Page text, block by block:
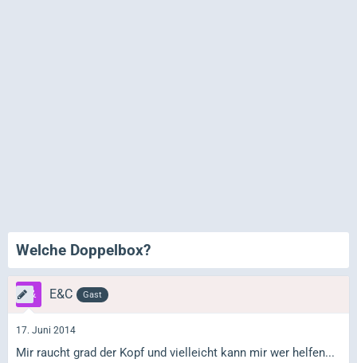
Welche Doppelbox?
E&C Gast
17. Juni 2014
Mir raucht grad der Kopf und vielleicht kann mir wer helfen...